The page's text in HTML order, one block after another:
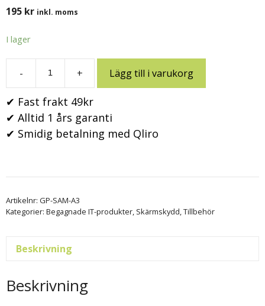
195 kr inkl. moms
I lager
- + Lägg till i varukorg
✔ Fast frakt 49kr
✔ Alltid 1 års garanti
✔ Smidig betalning med Qliro
Artikelnr: GP-SAM-A3
Kategorier: Begagnade IT-produkter, Skärmskydd,Tillbehör
Beskrivning
Beskrivning